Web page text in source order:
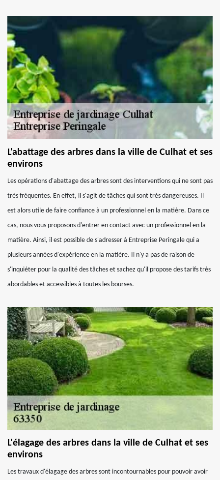
L'abattage des arbres dans la ville de Culhat et ses
environs
Les opérations d'abattage des arbres sont des interventions qui ne sont pas
très fréquentes. En effet, il s'agit de tâches qui sont très dangereuses. Il
est alors utile de faire confiance à un professionnel en la matière. Dans ce
cas, nous vous proposons d'entrer en contact avec un professionnel en la
matière. Ainsi, il est possible de s'adresser à Entreprise Peringale qui a
plusieurs années d'expérience en la matière. Il n'y a pas de raison de
s'inquiéter pour la qualité des tâches et sachez qu'il propose des tarifs très
abordables et accessibles à toutes les bourses.
L'élagage des arbres dans la ville de Culhat et ses
environs
Les travaux d'élagage des arbres sont incontournables pour pouvoir avoir